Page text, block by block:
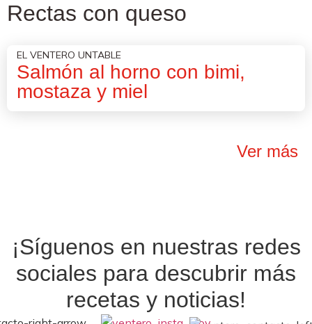
Rectas con queso
EL VENTERO UNTABLE
Salmón al horno con bimi,
mostaza y miel
Ver más
¡Síguenos en nuestras redes
sociales para descubrir más
recetas y noticias!